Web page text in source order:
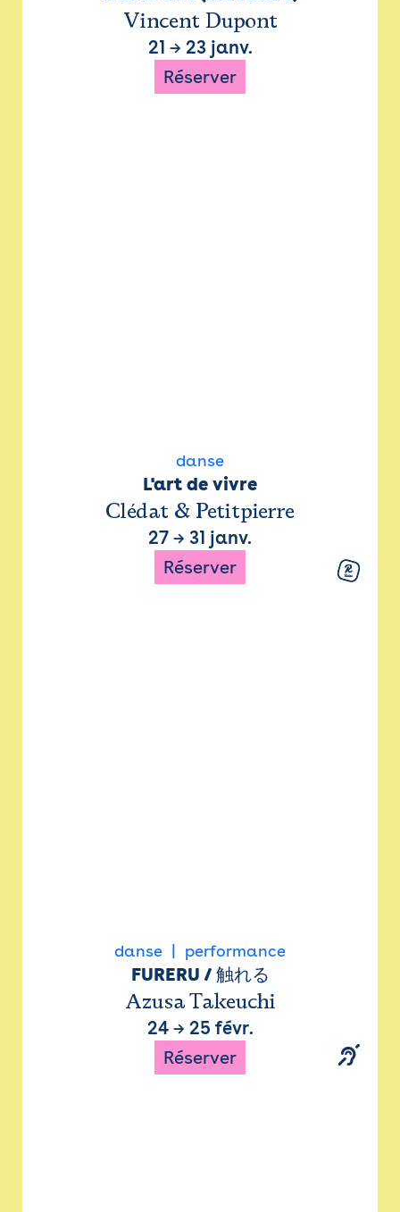
Vincent Dupont
21 → 23 janv.
Réserver
danse
L'art de vivre
Clédat & Petitpierre
27 → 31 janv.
Réserver
danse performance
FURERU / 触れる
Azusa Takeuchi
24→ 25 févr.
Réserver